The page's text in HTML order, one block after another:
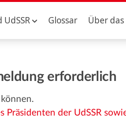
Glossar Über
erforderlich
Präsidenten der UdSSR